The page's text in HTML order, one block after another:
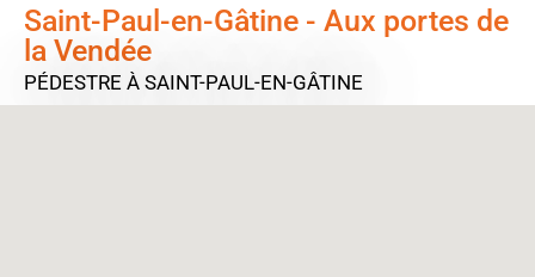
Saint-Paul-en-Gâtine - Aux portes de
la Vendée
PÉDESTRE À SAINT-PAUL-EN-GÂTINE